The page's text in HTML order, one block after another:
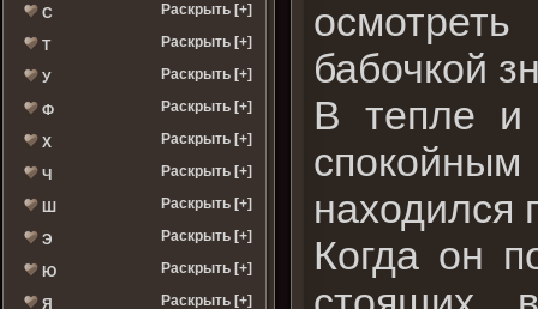
С Раскрыть [+]
Т Раскрыть [+]
У Раскрыть [+]
Ф Раскрыть [+]
Х Раскрыть [+]
Ч Раскрыть [+]
Ш Раскрыть [+]
Э Раскрыть [+]
Ю Раскрыть [+]
Я Раскрыть [+]
бабочкой
В тепле и
находился
Когда он